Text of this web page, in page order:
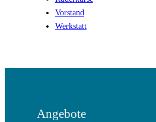
Vorstand
Werkstatt
Angebote